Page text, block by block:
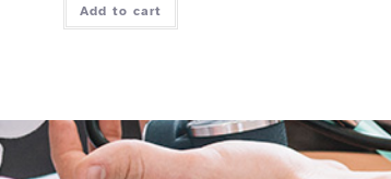
Add to cart